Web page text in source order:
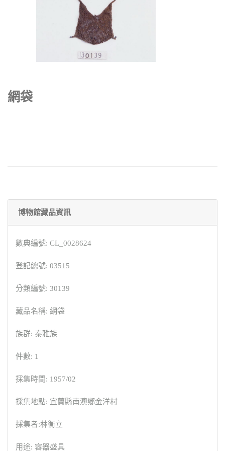
網袋
博物館藏品資訊
數典編號: CL_0028624
登記總號: 03515
分類編號: 30139
藏品名稱: 網袋
族群: 泰雅族
件數: 1
採集時間: 1957/02
採集地點: 宜蘭縣南澳鄉金洋村
採集者:林衡立
用途: 容器盛具